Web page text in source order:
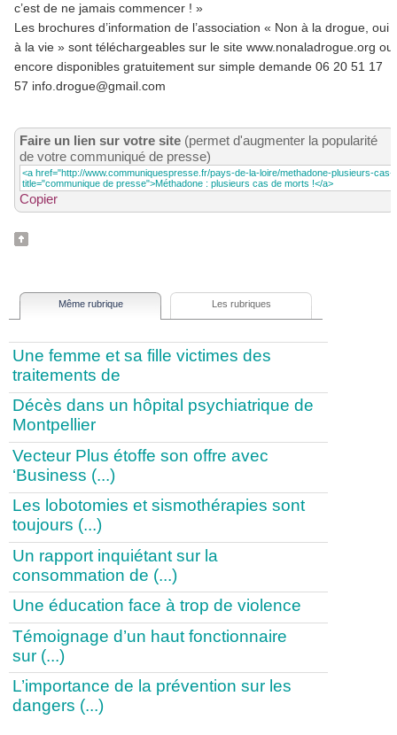
c’est de ne jamais commencer ! »
Les brochures d’information de l’association « Non à la drogue, oui
à la vie » sont téléchargeables sur le site www.nonaladrogue.org ou
encore disponibles gratuitement sur simple demande 06 20 51 17
57 info.drogue@gmail.com
Faire un lien sur votre site (permet d'augmenter la popularité
de votre communiqué de presse)
Copier
Même rubrique Les rubriques
Une femme et sa fille victimes des
traitements de
Décès dans un hôpital psychiatrique de
Montpellier
Vecteur Plus étoffe son offre avec
‘Business (...)
Les lobotomies et sismothérapies sont
toujours (...)
Un rapport inquiétant sur la
consommation de (...)
Une éducation face à trop de violence
Témoignage d’un haut fonctionnaire
sur (...)
L’importance de la prévention sur les
dangers (...)